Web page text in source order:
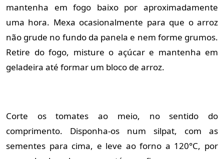
mantenha em fogo baixo por aproximadamente
uma hora. Mexa ocasionalmente para que o arroz
não grude no fundo da panela e nem forme grumos.
Retire do fogo, misture o açúcar e mantenha em
geladeira até formar um bloco de arroz.
Corte os tomates ao meio, no sentido do
comprimento. Disponha-os num silpat, com as
sementes para cima, e leve ao forno a 120°C, por